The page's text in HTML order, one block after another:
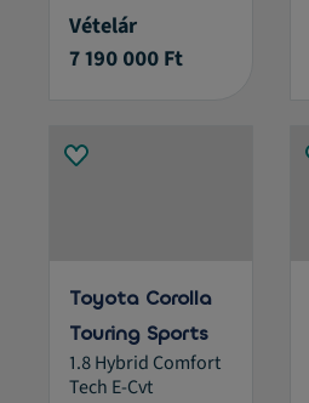
Vételár
7 190 000 Ft
Toyota Corolla
Touring Sports
1.8 Hybrid Comfort
Tech E-Cvt